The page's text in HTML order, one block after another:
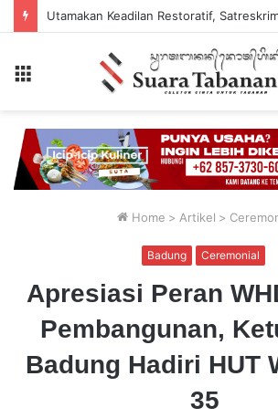
Home > Artikel >
Badung Ceremonial
Apresiasi Peran
Pembangunan,
Badung Hadiri HUT
35